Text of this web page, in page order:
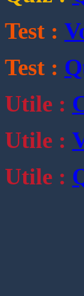
Test :
Test :
Utile :
Utile :
Utile :